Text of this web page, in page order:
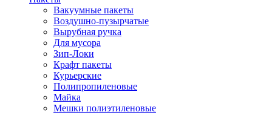
Вакуумные пакеты
Воздушно-пузырчатые
Вырубная ручка
Для мусора
Зип-Локи
Крафт пакеты
Курьерские
Полипропиленовые
Майка
Мешки полиэтиленовые